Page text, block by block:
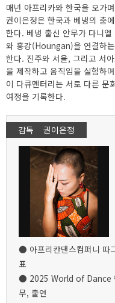
매년 아프리카와 한국을 오가
권이은정은 한국과 베냉의 춤
한다. 베냉 출신 안무가 다니
와 홍강(Houngan)을 연결하
한다. 진주와 서울, 그리고 서
을 제작하고 움직임을 실험하
이 다큐멘터리는 서로 다른 문
여정을 기록한다.
감독 권이은정
● 아프리칸댄스컴퍼니 따
표
● 2025 World of Dance
무, 출연